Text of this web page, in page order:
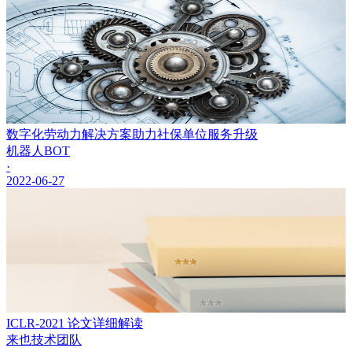
数字化劳动力解决方案助力社保单位服务升级
机器人BOT
·
2022-06-27
​ICLR-2021 论文详细解读
来也技术团队